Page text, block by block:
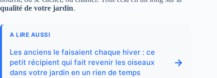
qualité de votre jardin.
A LIRE AUSSI
Les anciens le faisaient chaque hiver : ce
petit récipient qui fait revenir les oiseaux
dans votre jardin en un rien de temps
→